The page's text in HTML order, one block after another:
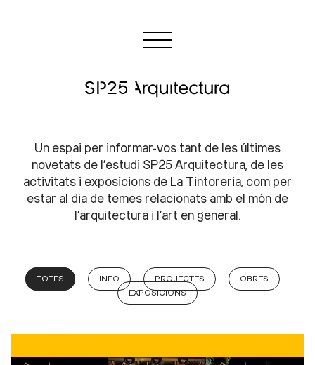
Un espai per informar-vos tant de les últimes
novetats de l’estudi SP25 Arquitectura, de les
activitats i exposicions de La Tintoreria, com per
estar al dia de temes relacionats amb el món de
l’arquitectura i l’art en general.
TOTES INFO PROJECTES
OBRES
EXPOSICIONS